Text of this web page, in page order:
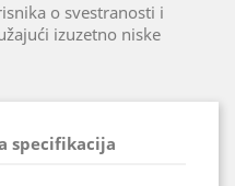
o svestranosti i
izuzetno niske
specifikacija